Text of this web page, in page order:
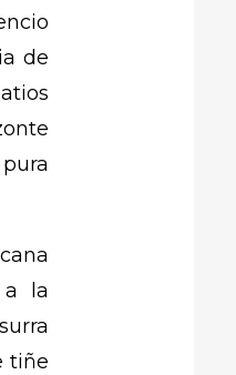
de
a la
tiñe